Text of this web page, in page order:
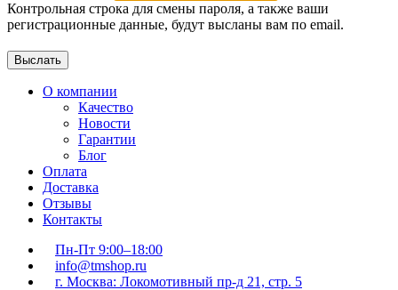
Контрольная строка для смены пароля, а также ваши
регистрационные данные, будут высланы вам по email.
О компании
Качество
Новости
Гарантии
Блог
Оплата
Доставка
Отзывы
Контакты
Пн-Пт 9:00–18:00
info@tmshop.ru
г. Москва: Локомотивный пр-д 21, стр. 5